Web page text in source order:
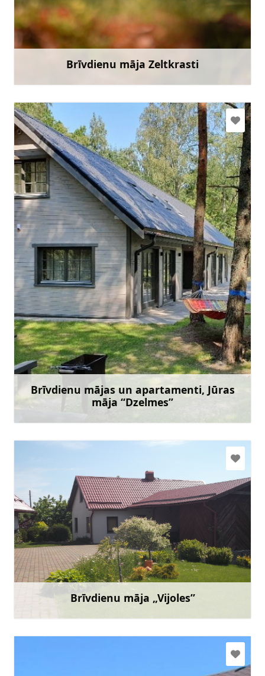
Brīvdienu māja Zeltkrasti
+371 26796444
Doties
Uzzināt vairāk
Brīvdienu mājas un apartamenti, Jūras
māja “Dzelmes”
jurasmaja@jurasmaja.lv
+371 20139070
Brīvdienu māja „Vijoles”
ramona135@inbox.lv
+371 29211530
Doties
Uzzināt vairāk